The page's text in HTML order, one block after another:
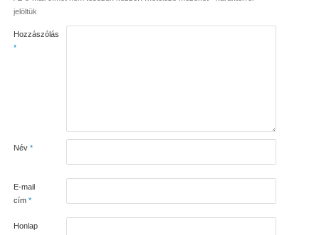
jelöltük
Hozzászólás
*
Név *
E-mail
cím *
Honlap